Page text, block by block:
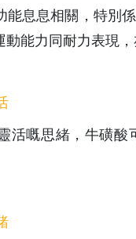
能息息相關，特別
能力同耐力表現，
活嘅思緒，牛磺